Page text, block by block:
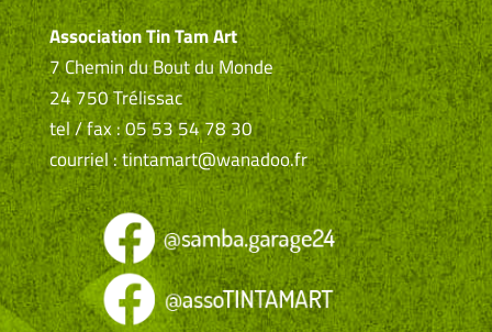
Association Tin Tam Art
7 Chemin du Bout du Monde
24 750 Trélissac
tel / fax : 05 53 54 78 30
courriel : tintamart@wanadoo.fr